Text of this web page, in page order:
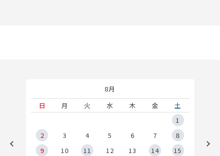
8月
日
月 火 水 木 金
土
1
2
3 4 5 6 7
8
9
10 11 12 13 14
15